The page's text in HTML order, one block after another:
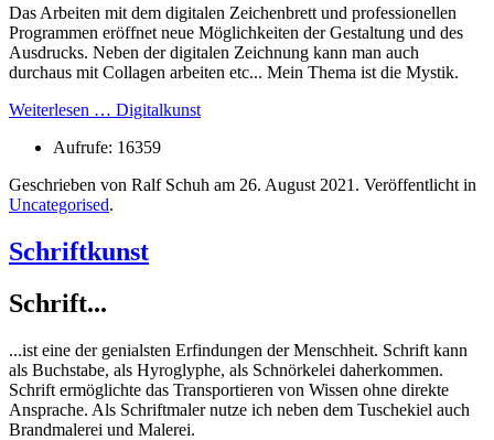
Das Arbeiten mit dem digitalen Zeichenbrett und professionellen
Programmen eröffnet neue Möglichkeiten der Gestaltung und des
Ausdrucks. Neben der digitalen Zeichnung kann man auch
durchaus mit Collagen arbeiten etc... Mein Thema ist die Mystik.
Weiterlesen … Digitalkunst
Aufrufe: 16359
Geschrieben von Ralf Schuh am 26. August 2021 . Veröffentlicht in
Uncategorised.
Schriftkunst
Schrift...
...ist eine der genialsten Erfindungen der Menschheit. Schrift kann
als Buchstabe, als Hyroglyphe, als Schnörkelei daherkommen.
Schrift ermöglichte das Transportieren von Wissen ohne direkte
Ansprache. Als Schriftmaler nutze ich neben dem Tuschekiel auch
Brandmalerei und Malerei.